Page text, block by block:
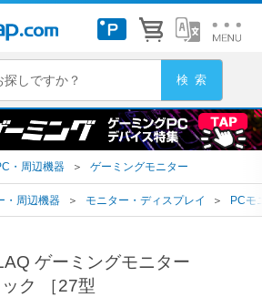
・周辺機器 ＞ ゲーミングモニター
・周辺機器 ＞ モニター・ディスプレイ ＞ PCモ
ゲーミングモニター
ク ［27型